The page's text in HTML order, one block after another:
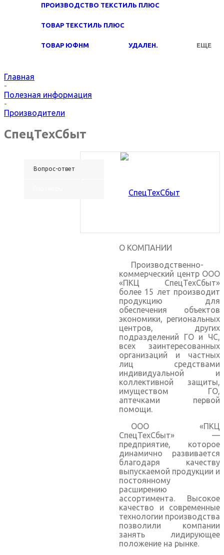
ПРОИЗВОДСТВО ТЕКСТИЛЬ ПЛЮС
ТОВАР ТЕКСТИЛЬ ПЛЮС
ТОВАР ЮФНМ УДАЛЕН. ЕЩЕ
Главная
-
Полезная информация
-
Производители
СпецТехСбыт
Вопрос-ответ
О КОМПАНИИ
Производственно-
коммерческий центр ООО
«ПКЦ СпецТехСбыт»
более 15 лет производит
продукцию для
обеспечения объектов
экономики, региональных
центров, других
подразделений ГО и ЧС,
всех заинтересованных
организаций и частных
лиц средствами
индивидуальной и
коллективной защиты,
имуществом ГО,
аптечками первой
помощи.
ООО «ПКЦ
СпецТехСбыт» —
предприятие, которое
динамично развивается
благодаря качеству
выпускаемой продукции и
постоянному
расширению
ассортимента. Высокое
качество и современные
технологии производства
позволили компании
занять лидирующее
положение на рынке.